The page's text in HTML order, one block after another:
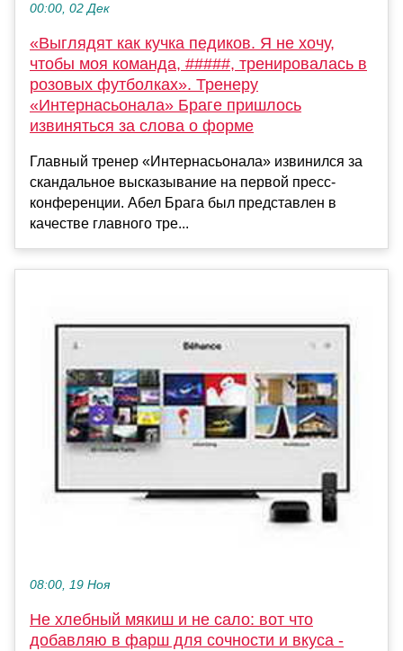
00:00, 02 Дек
«Выглядят как кучка педиков. Я не хочу,
чтобы моя команда, #####, тренировалась в
розовых футболках». Тренеру
«Интернасьонала» Браге пришлось
извиняться за слова о форме
Главный тренер «Интернасьонала» извинился за
скандальное высказывание на первой пресс-
конференции. Абел Брага был представлен в
качестве главного тре...
08:00, 19 Ноя
Не хлебный мякиш и не сало: вот что
добавляю в фарш для сочности и вкуса -